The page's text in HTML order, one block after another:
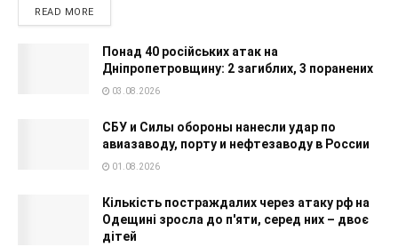
READ MORE
Понад 40 російських атак на
Дніпропетровщину: 2 загиблих, 3 поранених
03.08.2026
СБУ и Силы обороны нанесли удар по
авиазаводу, порту и нефтезаводу в России
01.08.2026
Кількість постраждалих через атаку рф на
Одещині зросла до п'яти, серед них – двоє
дітей